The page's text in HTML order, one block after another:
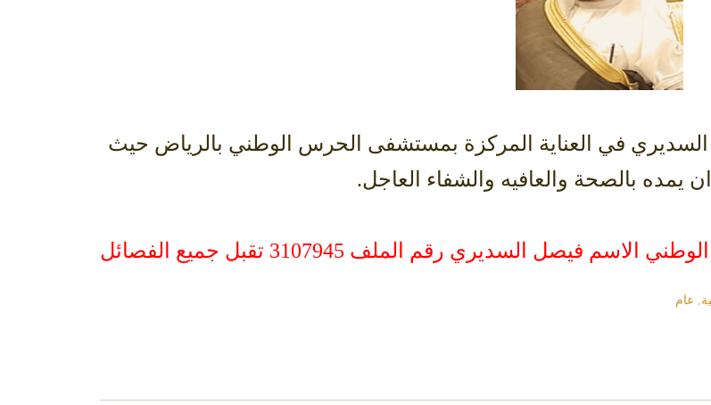
السديري في العناية المركزة بمستشفى الحرس الوطني بالرياض حيث
يمده بالصحة والعافيه والشفاء العاجل.
الاسم فيصل السديري رقم الملف 3107945 تقبل جميع الفصائل
, عام